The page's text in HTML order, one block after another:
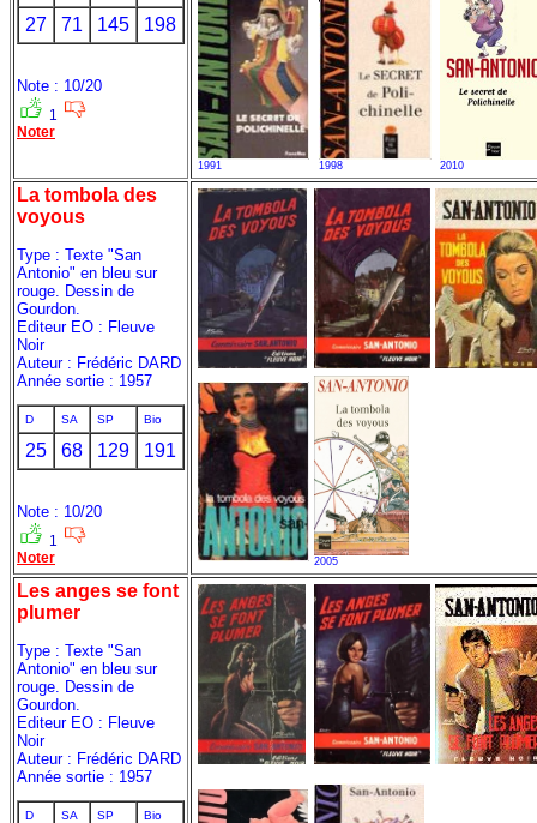
27 71 145 198
Note : 10/20
1
Noter
1991 1998 2010
La tombola des
voyous
Type : Texte "San
Antonio" en bleu sur
rouge. Dessin de
Gourdon.
Editeur EO : Fleuve
Noir
Auteur : Frédéric DARD
Année sortie : 1957
D SA SP Bio
25 68 129 191
Note : 10/20
1
Noter
2005
Les anges se font
plumer
Type : Texte "San
Antonio" en bleu sur
rouge. Dessin de
Gourdon.
Editeur EO : Fleuve
Noir
Auteur : Frédéric DARD
Année sortie : 1957
D SA SP Bio